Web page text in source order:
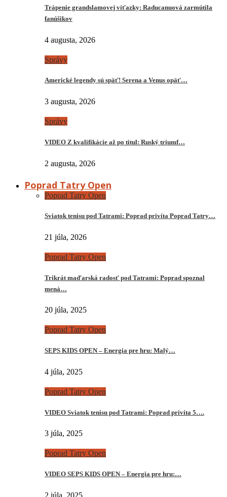
Trápenie grandslamovej víťazky: Raducanuová zarmútila
fanúšikov
4 augusta, 2026
Správy
Americké legendy sú späť! Serena a Venus opäť…
3 augusta, 2026
Správy
VIDEO Z kvalifikácie až po titul: Ruský triumf…
2 augusta, 2026
Poprad Tatry Open
Poprad Tatry Open
Sviatok tenisu pod Tatrami: Poprad privíta Poprad Tatry…
21 júla, 2026
Poprad Tatry Open
Trikrát maďarská radosť pod Tatrami: Poprad spoznal
mená…
20 júla, 2025
Poprad Tatry Open
SEPS KIDS OPEN – Energia pre hru: Malý…
4 júla, 2025
Poprad Tatry Open
VIDEO Sviatok tenisu pod Tatrami: Poprad privíta 5….
3 júla, 2025
Poprad Tatry Open
VIDEO SEPS KIDS OPEN – Energia pre hru:…
2 júla, 2025